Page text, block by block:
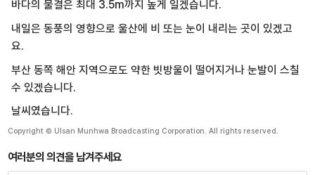
바다의 물결은 최대 3.5m까지 높게 일겠습니다.
내일은 동풍의 영향으로 울산에 비 또는 눈이 내리는 곳이 있겠고
요.
부산 동쪽 해안 지역으로도 약한 빗방울이 떨어지거나 눈발이 스칠
수 있겠습니다.
날씨였습니다.
Copyright © Ulsan Munhwa Broadcasting Corporation. All rights reserved.
여러분의 의견을 남겨주세요